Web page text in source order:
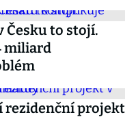
Česku to stojí.
miliard
rezidenční projekt